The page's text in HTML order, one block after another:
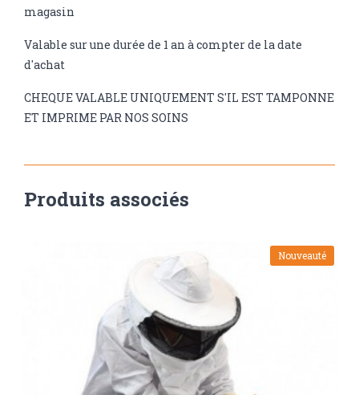
magasin
Valable sur une durée de 1 an à compter de la date
d'achat
CHEQUE VALABLE UNIQUEMENT S'IL EST TAMPONNE
ET IMPRIME PAR NOS SOINS
Produits associés
Nouveauté